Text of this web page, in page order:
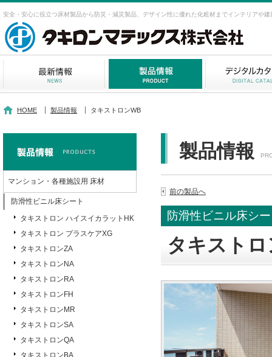
安全・安心に役立つ床材製品から防災・減災製品、デザイン性に優れた化粧材までインテリアや
HOME 製品情報 タキストロンWB
製品情報
前の製品へ
防滑性ビニル床シ
タキスト
マンション・各種施設用 床材
防滑性ビニル床シート
タキストロン ハイスイカラットHK
タキストロン プラスケアXG
タキストロンZA
タキストロンNA
タキストロンRA
タキストロンFH
タキストロンMR
タキストロンSA
タキストロンQA
タキストロンBA